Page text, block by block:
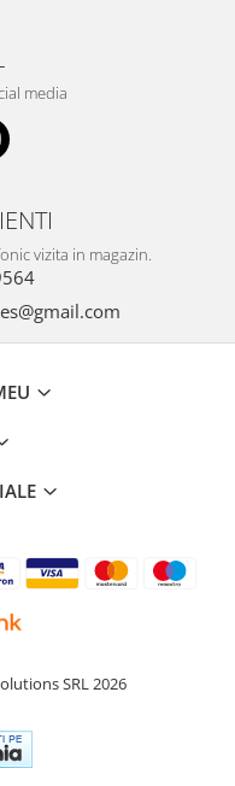
media
vizita in magazin.
SRL 2026